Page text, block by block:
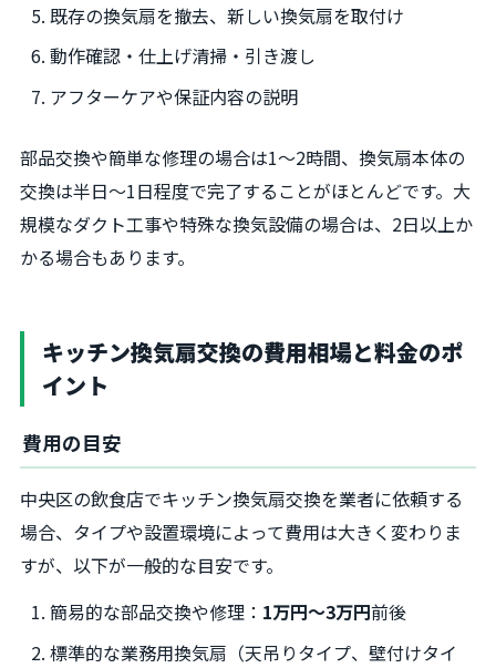
既存の換気扇を撤去、新しい換気扇を取付け
動作確認・仕上げ清掃・引き渡し
アフターケアや保証内容の説明
部品交換や簡単な修理の場合は1〜2時間、換気扇本体の
交換は半日〜1日程度で完了することがほとんどです。大
規模なダクト工事や特殊な換気設備の場合は、2日以上か
かる場合もあります。
キッチン換気扇交換の費用相場と料金のポ
イント
費用の目安
中央区の飲食店でキッチン換気扇交換を業者に依頼する
場合、タイプや設置環境によって費用は大きく変わりま
すが、以下が一般的な目安です。
簡易的な部品交換や修理： 1万円〜3万円前後
標準的な業務用換気扇（天吊りタイプ、壁付けタイ